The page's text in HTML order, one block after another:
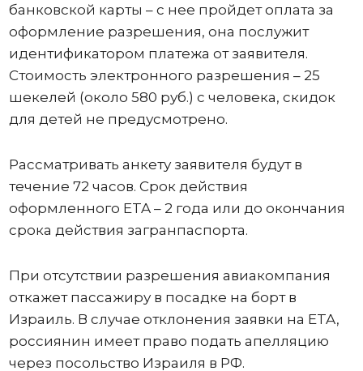
банковской карты – с нее пройдет оплата за
оформление разрешения, она послужит
идентификатором платежа от заявителя.
Стоимость электронного разрешения – 25
шекелей (около 580 руб.) с человека, скидок
для детей не предусмотрено.
Рассматривать анкету заявителя будут в
течение 72 часов. Срок действия
оформленного ETA – 2 года или до окончания
срока действия загранпаспорта.
При отсутствии разрешения авиакомпания
откажет пассажиру в посадке на борт в
Израиль. В случае отклонения заявки на ETA,
россиянин имеет право подать апелляцию
через посольство Израиля в РФ.